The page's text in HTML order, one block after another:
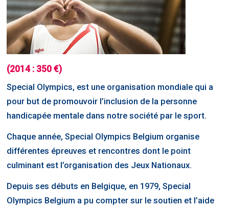
(2014 : 350 €)
Special Olympics, est une organisation mondiale qui a
pour but de promouvoir l’inclusion de la personne
handicapée mentale dans notre société par le sport.
Chaque année, Special Olympics Belgium organise
différentes épreuves et rencontres dont le point
culminant est l’organisation des Jeux Nationaux.
Depuis ses débuts en Belgique, en 1979, Special
Olympics Belgium a pu compter sur le soutien et l’aide